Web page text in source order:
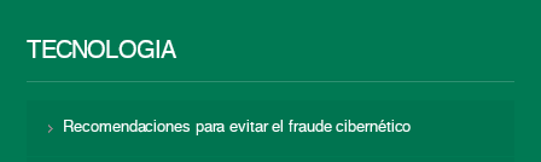
TECNOLOGÍA
Recomendaciones para evitar el fraude cibernético